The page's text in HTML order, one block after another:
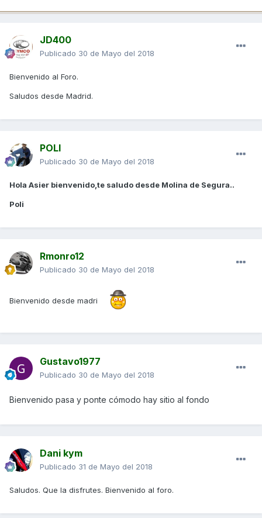
JD400
Publicado 30 de Mayo del 2018
Bienvenido al Foro.
Saludos desde Madrid.
POLI
Publicado 30 de Mayo del 2018
Hola Asier bienvenido,te saludo desde Molina de Segura..
Poli
Rmonro12
Publicado 30 de Mayo del 2018
Bienvenido desde madri
Gustavo1977
Publicado 30 de Mayo del 2018
Bienvenido pasa y ponte cómodo hay sitio al fondo
Dani kym
Publicado 31 de Mayo del 2018
Saludos. Que la disfrutes. Bienvenido al foro.